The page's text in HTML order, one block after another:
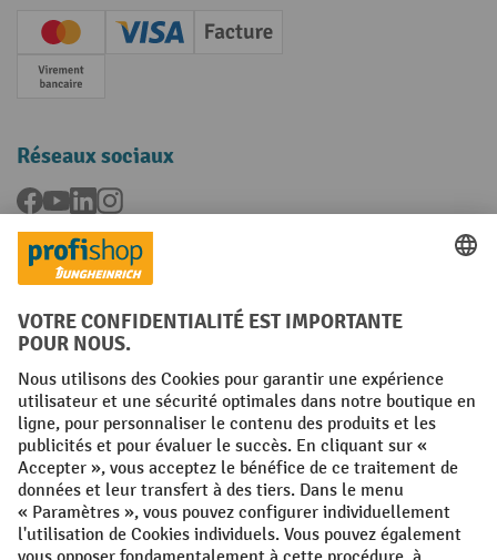
Creditcard (Master)Creditcard (Visa)
Facture
Paiement anticipé
Réseaux sociaux
Facebook
YouTubeLinkedInInstagram
Langues
FR NL
Conditions générales Mentions légales
Protection des Données Politique de cookies
All prices excl. VAT plusshipping costsand possible delivery charges,
if not stated otherwise.